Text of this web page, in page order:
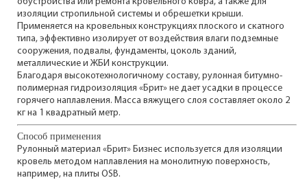
изоляции стропильной системы и обрешетки крыши.
Применяется на кровельных конструкциях плоского и скатного
типа, эффективно изолирует от воздействия влаги подземные
сооружения, подвалы, фундаменты, цоколь зданий,
металлические и ЖБИ конструкции.
Благодаря высокотехнологичному составу, рулонная битумно-
полимерная гидроизоляция «Брит» не дает усадки в процессе
горячего наплавления. Масса вяжущего слоя составляет около 2
кг на 1 квадратный метр.
Способ применения
Рулонный материал «Брит» Бизнес используется для изоляции
кровель методом наплавления на монолитную поверхность,
например, на плиты OSB.